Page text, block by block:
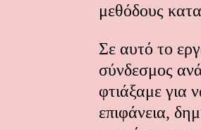
μεθόδους
Σε αυτό το
σύνδεσμος
φτιάξαμε για
επιφάνεια,